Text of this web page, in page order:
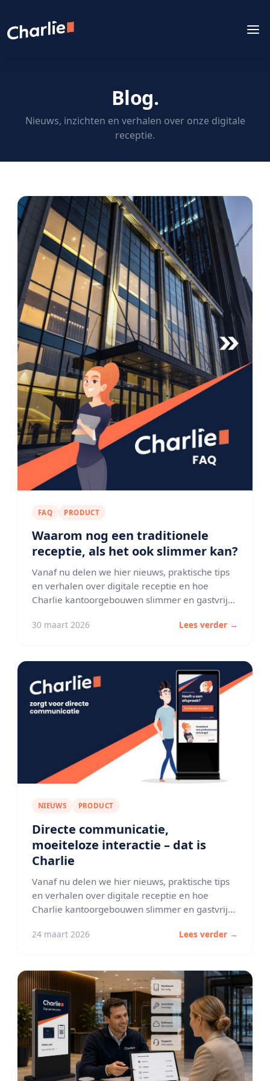
Blog.
Nieuws, inzichten en verhalen over onze digitale
receptie.
FAQ PRODUCT
Waarom nog een traditionele
receptie, als het ook slimmer kan?
Vanaf nu delen we hier nieuws, praktische tips
en verhalen over digitale receptie en hoe
Charlie kantoorgebouwen slimmer en gastvrijer
30 maart 2026 Lees verder →
NIEUWS PRODUCT
Directe communicatie,
moeiteloze interactie – dat is
Charlie
Vanaf nu delen we hier nieuws, praktische tips
en verhalen over digitale receptie en hoe
Charlie kantoorgebouwen slimmer en gastvrijer
24 maart 2026 Lees verder →